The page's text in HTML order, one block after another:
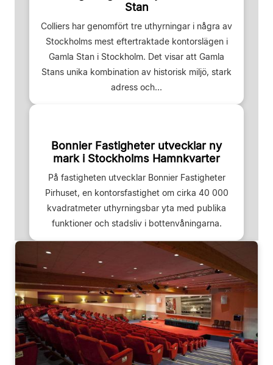
Stan
Colliers har genomfört tre uthyrningar i några av
Stockholms mest eftertraktade kontorslägen i
Gamla Stan i Stockholm. Det visar att Gamla
Stans unika kombination av historisk miljö, stark
adress och...
Bonnier Fastigheter utvecklar ny
mark i Stockholms Hamnkvarter
På fastigheten utvecklar Bonnier Fastigheter
Pirhuset, en kontorsfastighet om cirka 40 000
kvadratmeter uthyrningsbar yta med publika
funktioner och stadsliv i bottenvåningarna.